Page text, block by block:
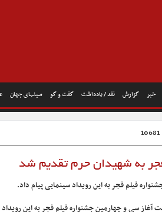
خبر گزارش نقد / یادداشت گفت و گو سینمای جهان
به شهیدان حرم تقدیم شد
فیلم فجر به این رویداد سینمایی پیام داد.
آغاز سی و چهارمین جشنواره فیلم فجر به این رویداد